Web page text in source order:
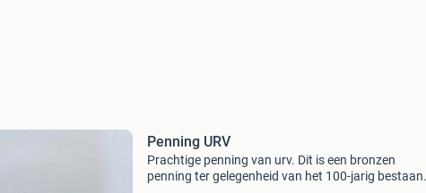
Penning URV
Prachtige penning van urv. Dit is een bronzen
penning ter gelegenheid van het 100-jarig bestaan